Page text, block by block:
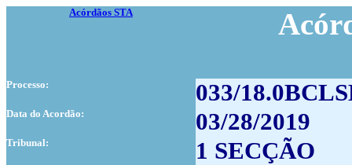
Acórdãos STA
Processo: 033/
Data do Acordão: 03/28/2019
Tribunal: 1 SECÇÃO